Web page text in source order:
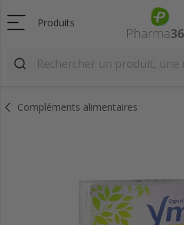
Produits
Compléments alimentaires